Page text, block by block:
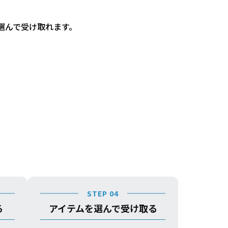
で受け取れます。
STEP 04
アイテムを選んで受け取る